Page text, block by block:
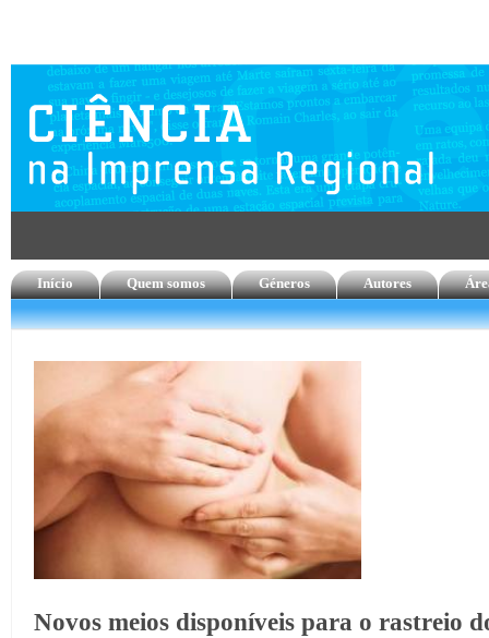
Início Quem somos Géneros Autores
Novos meios disponíveis para o rastreio